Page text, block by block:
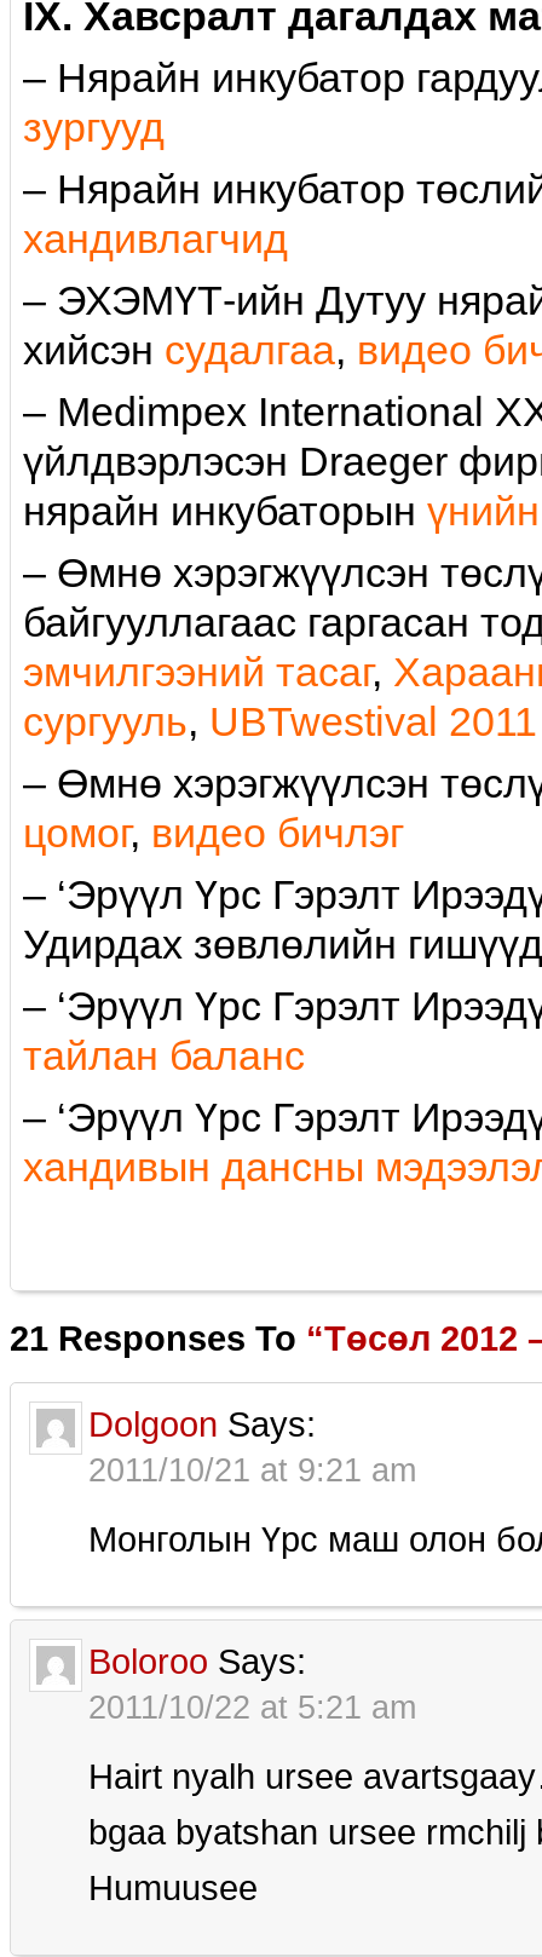
IX. Хавсралт дагалдах
– Нярайн инкубатор
зургууд
– Нярайн инкубатор
хандивлагчид
– ЭХЭМҮТ-ийн Дутуу
хийсэн судалгаа, видео
– Medimpex International
үйлдвэрлэсэн Draeger
нярайн инкубаторын
– Өмнө хэрэгжүүлсэн
байгууллагаас гаргасан
эмчилгээний тасаг,
сургууль, UBTwestival 2011
– Өмнө хэрэгжүүлсэн
цомог, видео бичлэг
– ‘Эрүүл Үрс Гэрэлт
Удирдах зөвлөлийн
– ‘Эрүүл Үрс Гэрэлт
тайлан баланс
– ‘Эрүүл Үрс Гэрэлт
хaндивын дансны
21 Responses To “Төсөл 2012
Dolgoon Says:
2011/10/21 at 9:21 am
Монголын Үрс маш олон
Boloroo Says:
2011/10/22 at 5:21 am
Hairt nyalh ursee
bgaa byatshan ursee
Humuusee